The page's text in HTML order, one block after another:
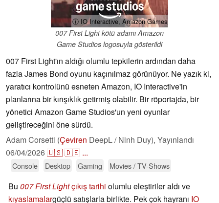
ⓘ IO Interactive, Amazon Games
007 First Light kötü adamı Amazon
Game Studios logosuyla gösterildi
007 First Light'ın aldığı olumlu tepkilerin ardından daha
fazla James Bond oyunu kaçınılmaz görünüyor. Ne yazık ki,
yaratıcı kontrolünü esneten Amazon, IO Interactive'in
planlarına bir kırışıklık getirmiş olabilir. Bir röportajda, bir
yönetici Amazon Game Studios'un yeni oyunlar
geliştireceğini öne sürdü.
Adam Corsetti (Çeviren DeepL / Ninh Duy), Yayınlandı
06/04/2026🇺🇸🇩🇪 ...
Console Desktop Gaming Movies / TV-Shows
Bu 007 First Lightçıkış tarihi olumlu eleştiriler aldı ve
kıyaslamalargüçlü satışlarla birlikte. Pek çok hayranı IO